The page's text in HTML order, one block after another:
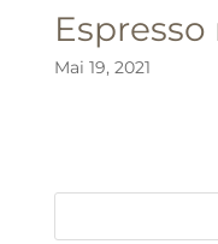
Mai 19, 2021